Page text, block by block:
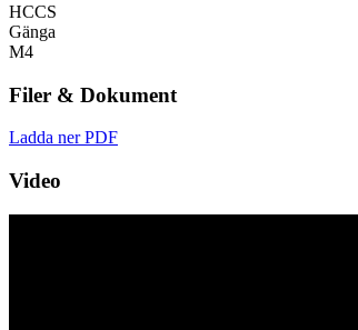
HCCS
Gänga
M4
Filer & Dokument
Ladda ner PDF
Video